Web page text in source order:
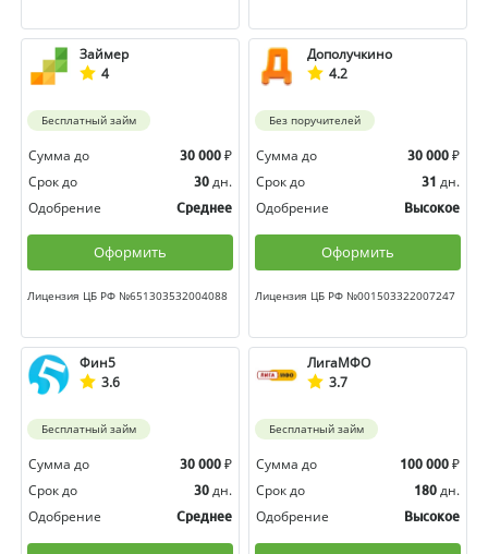
Займер
4
Бесплатный займ
Сумма до 30 000 ₽
Срок до
30 дн.
Одобрение
Среднее
Оформить
Лицензия ЦБ РФ №651303532004088
Дополучкино
4.2
Без поручителей
Сумма до 30 000 ₽
Срок до
31 дн.
Одобрение
Высокое
Оформить
Лицензия ЦБ РФ №001503322007247
Фин5
3.6
Бесплатный займ
Сумма до 30 000 ₽
Срок до
30 дн.
Одобрение
Среднее
ЛигаМФО
3.7
Бесплатный займ
Сумма до 100 000 ₽
Срок до
180 дн.
Одобрение
Высокое